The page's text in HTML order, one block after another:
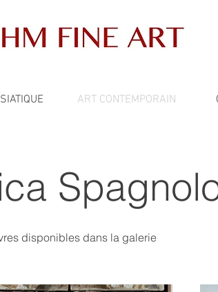
ART CONTEMPORAIN
disponibles dans la galerie